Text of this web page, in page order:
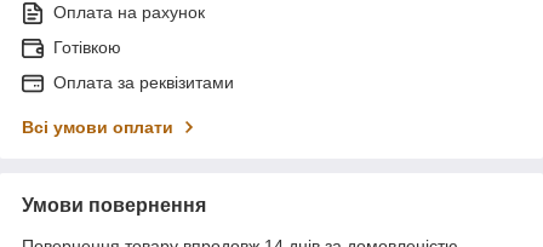
Оплата на рахунок
Готівкою
Оплата за реквізитами
Всі умови оплати
Умови повернення